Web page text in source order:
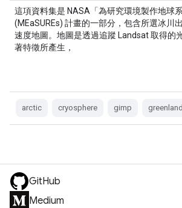
這項資料集是 NASA「為研究環境製作地球
(MEaSUREs) 計畫的一部分，包含所選冰川
速度地圖。地圖是透過追蹤 Landsat 取得的
著特徵所產生，
arctic cryosphere gimp greenland
GitHub
Medium